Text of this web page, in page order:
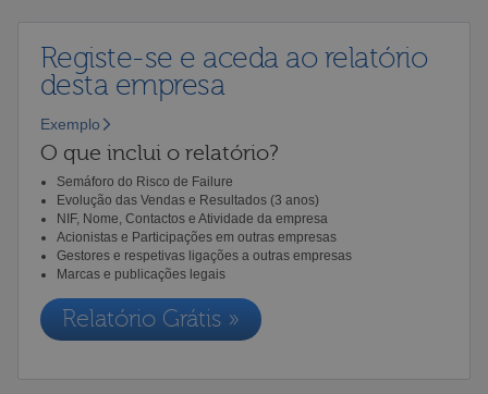
Registe-se e aceda ao relatório
desta empresa
Exemplo
O que inclui o relatório?
Semáforo do Risco de Failure
Evolução das Vendas e Resultados (3 anos)
NIF, Nome, Contactos e Atividade da empresa
Acionistas e Participações em outras empresas
Gestores e respetivas ligações a outras empresas
Marcas e publicações legais
Relatório Grátis »